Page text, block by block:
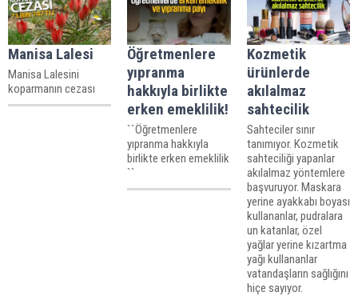
Manisa Lalesi
Manisa Lalesini
koparmanın cezası
Öğretmenlere
yıpranma
hakkıyla birlikte
erken emeklilik!
``Öğretmenlere
yıpranma hakkıyla
birlikte erken emeklilik
``
Kozmetik
ürünlerde
akılalmaz
sahtecilik
Sahteciler sınır
tanımıyor. Kozmetik
sahteciliği yapanlar
akılalmaz yöntemlere
başvuruyor. Maskara
yerine ayakkabı boyası
kullananlar, pudralara
un katanlar, özel
yağlar yerine kızartma
yağı kullananlar
vatandaşların sağlığını
hiçe sayıyor.